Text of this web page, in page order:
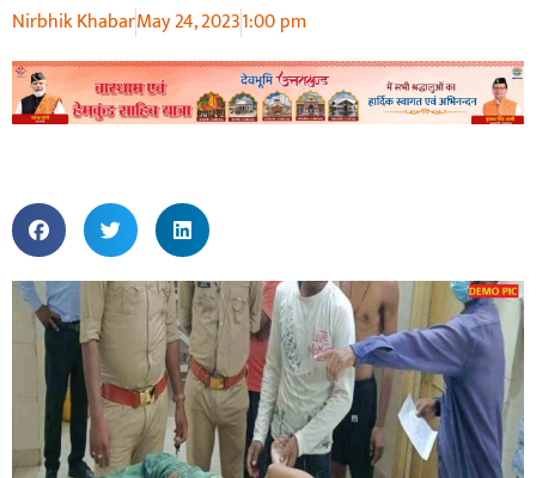
Nirbhik KhabarMay 24, 20231:00 pm